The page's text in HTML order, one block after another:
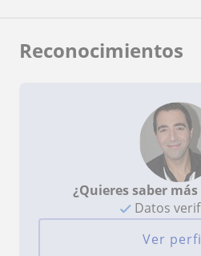
Reconocimientos
¿Quieres saber
Datos
Ver